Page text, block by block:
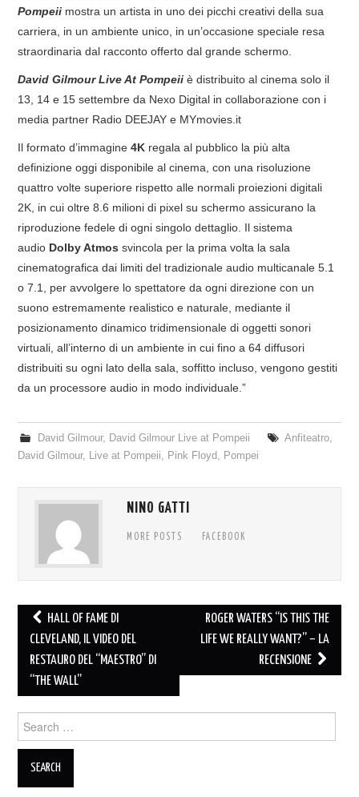
Pompeii mostra un artista in uno dei picchi creativi della sua
carriera, in un ambiente unico, in un’occasione speciale resa
straordinaria dal racconto offerto dal grande schermo.
David Gilmour Live At Pompeii è distribuito al cinema solo il
13, 14 e 15 settembre da Nexo Digital in collaborazione con i
media partner Radio DEEJAY e MYmovies.it
Il formato d’immagine4K regala al pubblico la più alta
definizione oggi disponibile al cinema, con una risoluzione
quattro volte superiore rispetto alle normali proiezioni digitali
2K, in cui oltre 8.6 milioni di pixel su schermo assicurano la
riproduzione fedele di ogni singolo dettaglio. Il sistema
audio Dolby Atmos svincola per la prima volta la sala
cinematografica dai limiti del tradizionale audio multicanale 5.1
o 7.1, per avvolgere lo spettatore da ogni direzione con un
suono estremamente realistico e naturale, mediante il
posizionamento dinamico tridimensionale di oggetti sonori
virtuali, all’interno di un ambiente in cui fino a 64 diffusori
distribuiti su ogni lato della sala, soffitto incluso, vengono gestiti
da un processore audio in modo individuale.”
David Gilmour, David Gilmour Live at Pompeii Anfiteatro,
David Gilmour, Live at Pompeii, Pink Floyd, Pompei
NINO GATTI
MORE POSTS FACEBOOK
Post
navigation
HALL OF FAME DI
CLEVELAND, IL VIDEO DEL
RESTAURO DEL “MAESTRO” DI
“THE WALL”
ROGER WATERS “IS THIS THE
LIFE WE REALLY WANT?” – LA
RECENSIONE
for: